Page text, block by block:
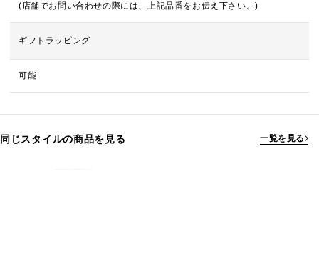
(店舗でお問い合わせの際には、上記品番をお伝え下さい。)
ギフトラッピング
可能
同じスタイルの商品を見る 一覧を見る